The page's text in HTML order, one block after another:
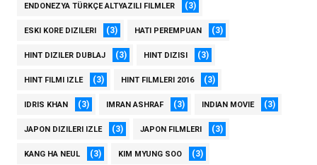
ENDONEZYA TÜRKÇE ALTYAZILI FILMLER (3)
ESKI KORE DIZILERI (3) HATI PEREMPUAN (3)
HINT DIZILER DUBLAJ (3) HINT DIZISI (3)
HINT FILMI IZLE (3) HINT FILMLERI 2016 (3)
IDRIS KHAN (3) IMRAN ASHRAF (3) INDIAN MOVIE (3)
JAPON DIZILERI IZLE (3) JAPON FILMLERI (3)
KANG HA NEUL (3) KIM MYUNG SOO (3)